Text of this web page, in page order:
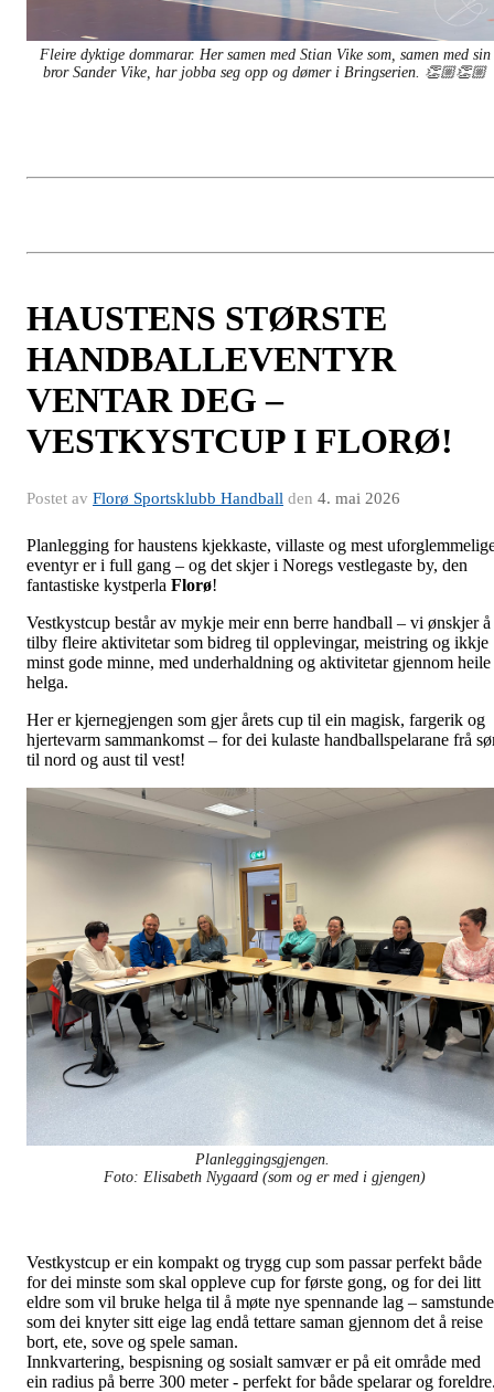
Fleire dyktige dommarar. Her samen med Stian Vike som, samen med sin
bror Sander Vike, har jobba seg opp og dømer i Bringserien. 👏🏼👏🏼
HAUSTENS STØRSTE
HANDBALLEVENTYR
VENTAR DEG –
VESTKYSTCUP I FLORØ!
Postet av Florø Sportsklubb Handball den 4. mai 2026
Planlegging for haustens kjekkaste, villaste og mest
eventyr er i full gang – og det skjer i Noregs vestlegaste by, den
fantastiske kystperla Florø!
Vestkystcup består av mykje meir enn berre handball – vi ønskjer å
tilby fleire aktivitetar som bidreg til opplevingar, meistring og ikkje
minst gode minne, med underhaldning og aktivitetar gjennom heile
helga.
Her er kjernegjengen som gjer årets cup til ein magisk, fargerik og
hjertevarm sammankomst – for dei kulaste handballspelarane frå
til nord og aust til vest!
Planleggingsgjengen.
Foto: Elisabeth Nygaard (som og er med i gjengen)
Vestkystcup er ein kompakt og trygg cup som passar perfekt både
for dei minste som skal oppleve cup for første gong, og for dei litt
eldre som vil bruke helga til å møte nye spennande lag –
som dei knyter sitt eige lag endå tettare saman gjennom det å reise
bort, ete, sove og spele saman.
Innkvartering, bespisning og sosialt samvær er på eit område med
ein radius på berre 300 meter - perfekt for både spelarar og